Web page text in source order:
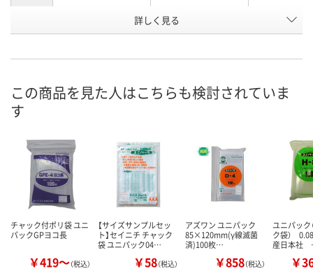
100×140×0.0
号
お届け日
数量
カゴへ
数量
カゴへ カ
詳しく見る
この商品を見た人はこちらも検討されていま
す
チャック付ポリ袋 ユニ
パックGPヨコ長
￥419～（税込）
【サイズサンプルセッ
ト】セイニチ チャック
袋 ユニパック04…
￥58（税込）
アズワン ユニパック
85×120mm(γ線滅菌
済)100枚…
￥858（税込）
ユニパック
ク袋）
産日本社
￥